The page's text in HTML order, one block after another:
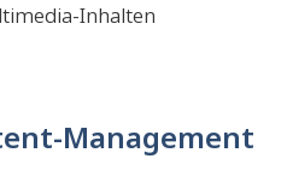
Inhalten
Management